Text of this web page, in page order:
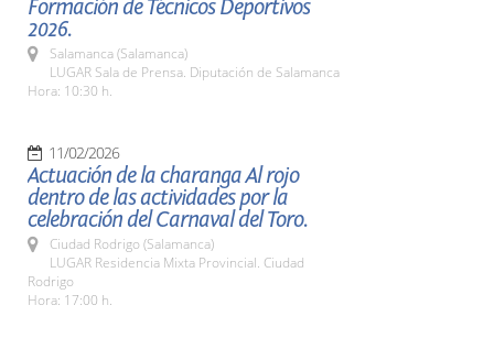
Formación de Técnicos Deportivos
2026.
Salamanca (Salamanca)
LUGAR Sala de Prensa. Diputación de Salamanca
Hora: 10:30 h.
11/02/2026
Actuación de la charanga Al rojo
dentro de las actividades por la
celebración del Carnaval del Toro.
Ciudad Rodrigo (Salamanca)
LUGAR Residencia Mixta Provincial. Ciudad
Rodrigo
Hora: 17:00 h.